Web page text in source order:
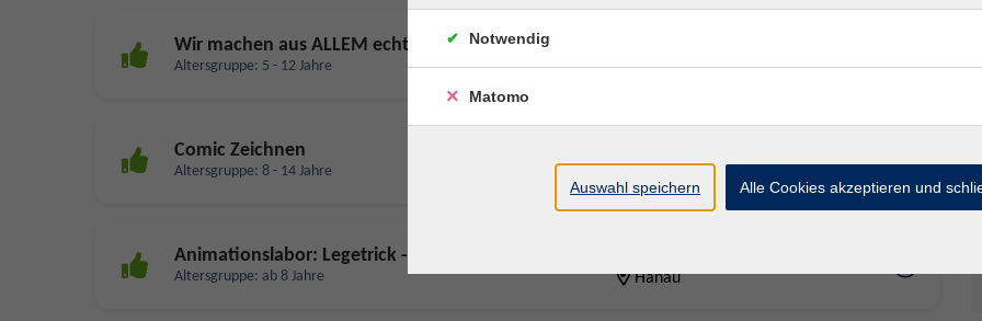
Wir machen aus ALLEM echte Kunstwerke
Altersgruppe: 5 - 12 Jahre
Hanau
Comic Zeichnen
Altersgruppe: 8 - 14 Jahre
Animationslabor: Legetrick - Trickfilmworkshop
Altersgruppe: ab 8 Jahre
Hanau
Notwendig
Matomo
Auswahl speichern Alle Cookies akzeptieren und